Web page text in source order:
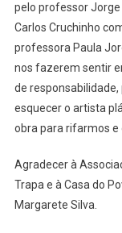
pelo professor
Carlos Cruchinho
professora Paula
nos fazerem sentir
de
esquecer o artista
obra para rifarmos e
Agradecer à
Trapa e à Casa do
Margarete Silva.